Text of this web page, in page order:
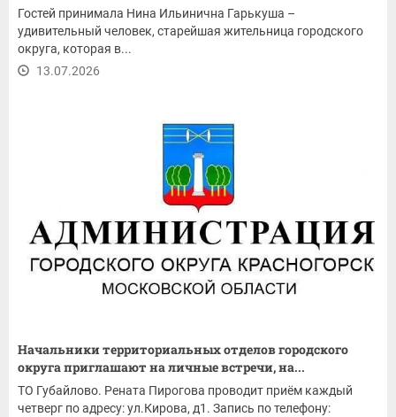
Гостей принимала Нина Ильинична Гарькуша –
удивительный человек, старейшая жительница городского
округа, которая в...
13.07.2026
Начальники территориальных отделов городского
округа приглашают на личные встречи, на...
ТО Губайлово. Рената Пирогова проводит приём каждый
четверг по адресу: ул.Кирова, д1. Запись по телефону: